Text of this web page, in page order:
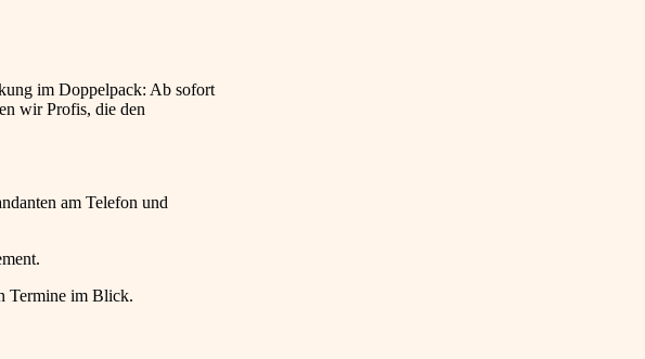
im Doppelpack: Ab sofort
wir Profis, die den
am Telefon und
Termine im Blick.